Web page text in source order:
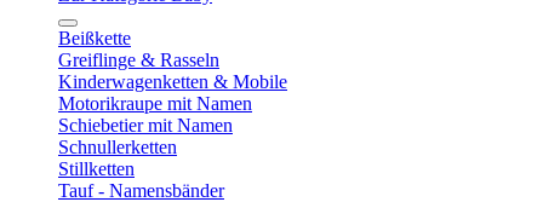
Beißkette
Greiflinge & Rasseln
Kinderwagenketten & Mobile
Motorikraupe mit Namen
Schiebetier mit Namen
Schnullerketten
Stillketten
Tauf - Namensbänder